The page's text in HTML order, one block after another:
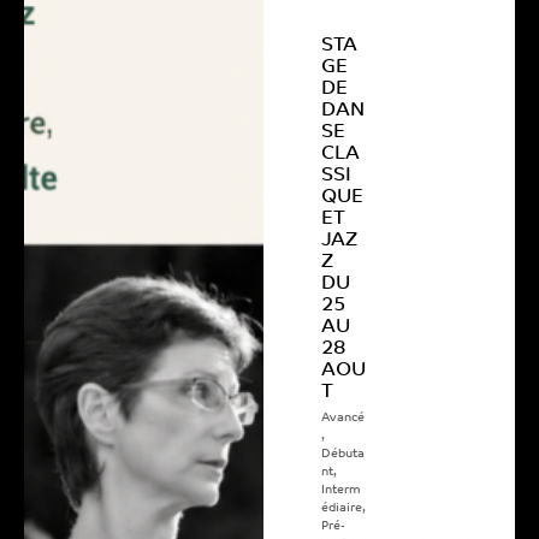
STA
GE
DE
DAN
SE
CLA
SSI
QUE
ET
JAZ
Z
DU
25
AU
28
AOU
T
Avancé
,
Débuta
nt,
Interm
édiaire,
Pré-